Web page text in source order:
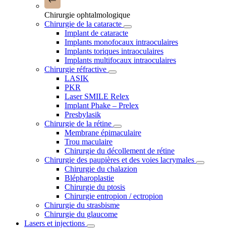
Chirurgie ophtalmologique
Chirurgie de la cataracte
Implant de cataracte
Implants monofocaux intraoculaires
Implants toriques intraoculaires
Implants multifocaux intraoculaires
Chirurgie réfractive
LASIK
PKR
Laser SMILE Relex
Implant Phake – Prelex
Presbylasik
Chirurgie de la rétine
Membrane épimaculaire
Trou maculaire
Chirurgie du décollement de rétine
Chirurgie des paupières et des voies lacrymales
Chirurgie du chalazion
Blépharoplastie
Chirurgie du ptosis
Chirurgie entropion / ectropion
Chirurgie du strasbisme
Chirurgie du glaucome
Lasers et injections